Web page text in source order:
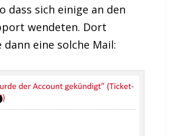
dass sich einige an den
wendeten. Dort
eine solche Mail: